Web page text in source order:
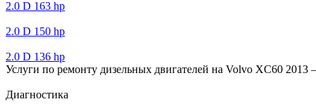
2.0 D 163 hp
2.0 D 150 hp
2.0 D 136 hp
Услуги по ремонту дизельных двигателей на Volvo XC60 2013
Диагностика